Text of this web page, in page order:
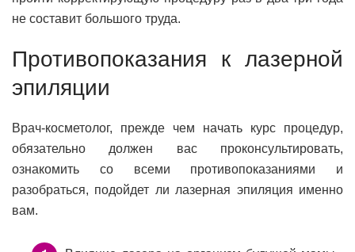
не составит большого труда.
Противопоказания к лазерной
эпиляции
Врач-косметолог, прежде чем начать курс процедур,
обязательно должен вас проконсультировать,
ознакомить со всеми противопоказаниями и
разобраться, подойдет ли лазерная эпиляция именно
вам.